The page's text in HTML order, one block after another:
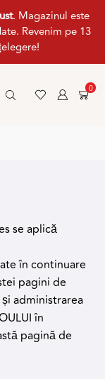
. Magazinul este
Revenim pe 13
0
se aplică
în continuare
pagini de
administrarea
în
pagină de